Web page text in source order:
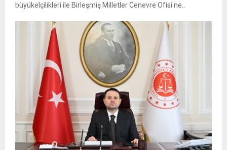
büyükelçilikleri ile Birleşmiş Milletler Cenevre Ofisi ne..